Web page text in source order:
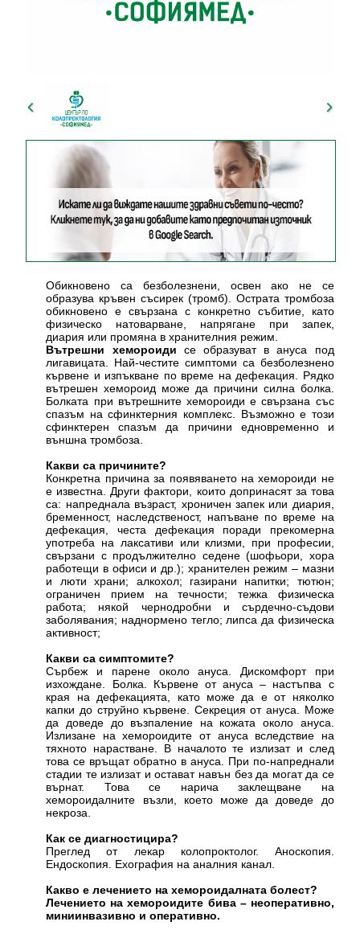
Обикновено са безболезнени, освен ако не се
образува кръвен съсирек (тромб). Острата тромбоза
обикновено е свързана с конкретно събитие, като
физическо натоварване, напрягане при запек,
диария или промяна в хранителния режим.
Вътрешни хемороиди се образуват в ануса под
лигавицата. Най-честите симптоми са безболезнено
кървене и изпъкване по време на дефекация. Рядко
вътрешен хемороид може да причини силна болка.
Болката при вътрешните хемороиди е свързана със
спазъм на сфинктерния комплекс. Възможно е този
сфинктерен спазъм да причини едновременно и
външна тромбоза.
Какви са причините?
Конкретна причина за появяването на хемороиди не
е известна. Други фактори, които допринасят за това
са: напреднала възраст, хроничен запек или диария,
бременност, наследственост, напъване по време на
дефекация, честа дефекация поради прекомерна
употреба на лаксативи или клизми, при професии,
свързани с продължително седене (шофьори, хора
работещи в офиси и др.); хранителен режим – мазни
и люти храни; алкохол; газирани напитки; тютюн;
ограничен прием на течности; тежка физическа
работа; някой чернодробни и сърдечно-съдови
заболявания; наднормено тегло; липса да физическа
активност;
Какви са симптомите?
Сърбеж и парене около ануса. Дискомфорт при
изхождане. Болка. Кървене от ануса – настъпва с
края на дефекацията, като може да е от няколко
капки до струйно кървене. Секреция от ануса. Може
да доведе до възпаление на кожата около ануса.
Излизане на хемороидите от ануса вследствие на
тяхното нарастване. В началото те излизат и след
това се връщат обратно в ануса. При по-напреднали
стадии те излизат и остават навън без да могат да се
върнат. Това се нарича заклещване на
хемороидалните възли, което може да доведе до
некроза.
Как се диагностицира?
Преглед от лекар колопроктолог. Аноскопия.
Ендоскопия. Ехография на аналния канал.
Какво е лечението на хемороидалната болест?
Лечението на хемороидите бива – неоперативно,
миниинвазивно и оперативно.